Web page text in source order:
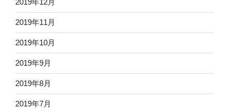
2019年12月
2019年11月
2019年10月
2019年9月
2019年8月
2019年7月